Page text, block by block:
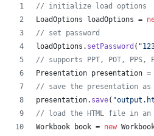
// initialize load options
LoadOptions
loadOptions =
// set password
loadOptions . setPassword (
// supports PPT, POT, PPS,
Presentation presentation =
// save the presentation as
presentation. save(
// load the HTML file in an
Workbook
book = new